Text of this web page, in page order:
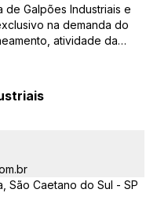
Galpões Industriais e
na demanda do
atividade da
São Caetano do Sul - SP